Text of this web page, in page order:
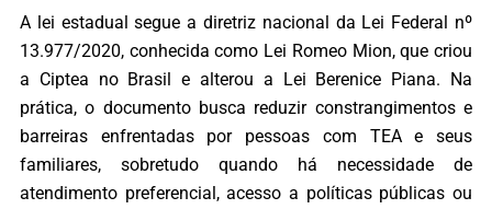
A lei estadual segue a diretriz nacional da Lei Federal nº
13.977/2020, conhecida como Lei Romeo Mion, que criou
a Ciptea no Brasil e alterou a Lei Berenice Piana. Na
prática, o documento busca reduzir constrangimentos e
barreiras enfrentadas por pessoas com TEA e seus
familiares, sobretudo quando há necessidade de
atendimento preferencial, acesso a políticas públicas ou